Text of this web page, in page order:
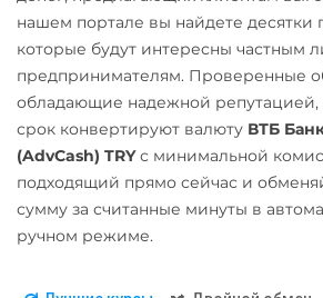
POL
RUB
нашем портале вы найдете
которые будут интересны частным
предпринимателям. Проверенные
обладающие надежной репутацией,
срок конвертируют валюту ВТБ
(AdvCash) TRYс минимальной
подходящий прямо сейчас и
сумму за считанные минуты в
ручном режиме.